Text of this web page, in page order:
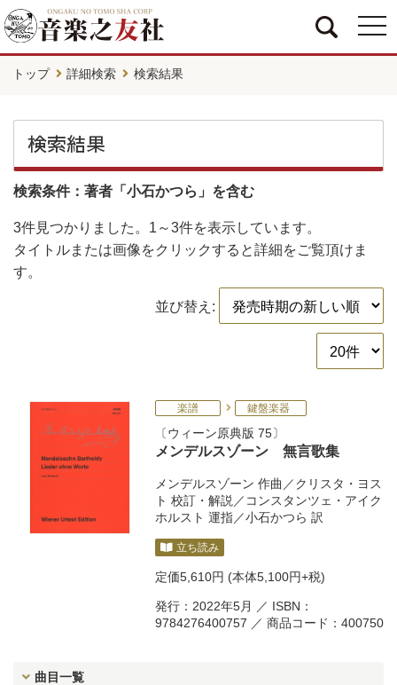
トップ 詳細検索 検索結果
検索結果
検索条件：著者「小石かつら」を含む
3件見つかりました。 1～3件を表示しています。
タイトルまたは画像をクリックすると詳細をご覧頂けま
す。
並び替え:
楽譜 鍵盤楽器
ウィーン原典版 75
メンデルスゾーン 無言歌集
メンデルスゾーン 作曲／クリスタ・ヨス
ト 校訂・解説／ コンスタンツェ・アイク
ホルスト 運指／小石かつら 訳
立ち読み
定価5,610円 (本体5,100円+税)
発行：2022年5月 ／ ISBN：
9784276400757 ／ 商品コード：400750
曲目一覧